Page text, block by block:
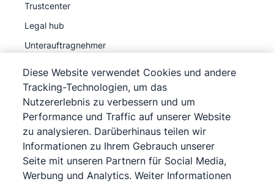
Trustcenter
Legal hub
Unterauftragnehmer
©2026Pipedrive
Pipedrive
Nutzungsbedingungen
Pipedrive
Datenschutzerklärung
Impressum
Diese Website verwendet Cookies und andere
Tracking-Technologien, um das
Nutzererlebnis zu verbessern und um
Performance und Traffic auf unserer Website
zu analysieren. Darüberhinaus teilen wir
Informationen zu Ihrem Gebrauch unserer
Seite mit unseren Partnern für Social Media,
Werbung und Analytics. Weiter Informationen